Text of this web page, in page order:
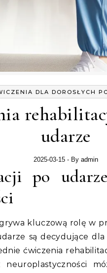
DLA DOROSŁYCH
udarze
2025-03-15 - By admin
po
kluczową rolę w
są decydujące
ćwiczenia